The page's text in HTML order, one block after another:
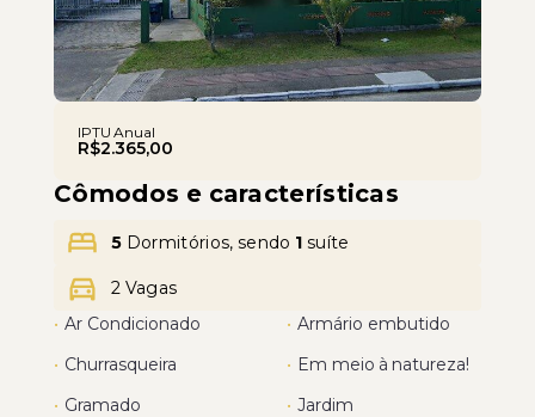
IPTU Anual
R$2.365,00
Cômodos e características
5 Dormitórios, sendo 1 suíte
2 Vagas
• Ar Condicionado • Armário embutido
• Churrasqueira • Em meio à natureza!
• Gramado • Jardim